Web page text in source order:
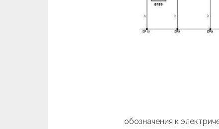
обозначения к